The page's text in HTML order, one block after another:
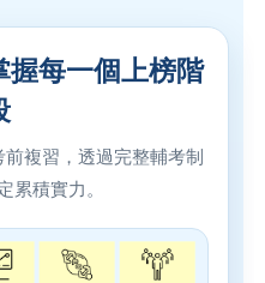
握每一個上榜階
複習，透過完整輔考制
累積實力。